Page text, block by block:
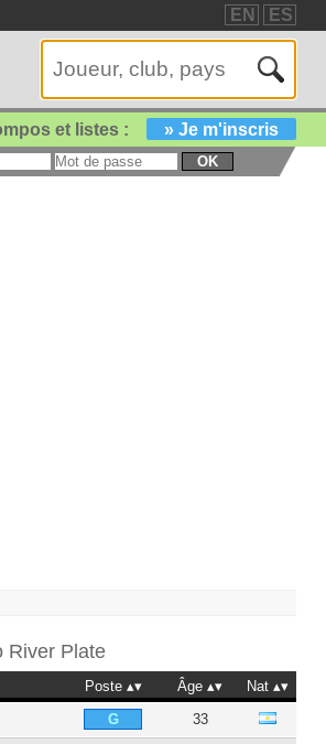
EN ES
et listes : » Je m'inscris
OK
River Plate
Poste Âge
Nat
G 33